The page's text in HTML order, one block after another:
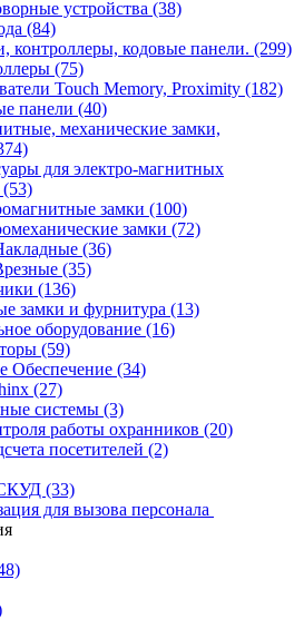
устройства (38)
(84)
контроллеры, кодовые панели. (299)
(75)
Touch Memory, Proximity (182)
панели (40)
механические замки,
для электро-магнитных
(53)
замки (100)
замки (72)
(36)
(35)
(136)
замки и фурнитура (13)
оборудование (16)
(59)
Обеспечение (34)
(27)
системы (3)
работы охранников (20)
посетителей (2)
(33)
для вызова персонала